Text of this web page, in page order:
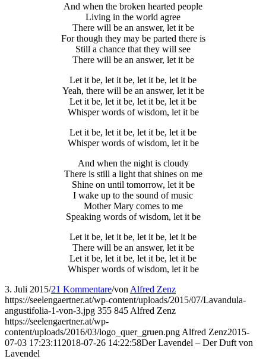
And when the broken hearted people
Living in the world agree
There will be an answer, let it be
For though they may be parted there is
Still a chance that they will see
There will be an answer, let it be
Let it be, let it be, let it be, let it be
Yeah, there will be an answer, let it be
Let it be, let it be, let it be, let it be
Whisper words of wisdom, let it be
Let it be, let it be, let it be, let it be
Whisper words of wisdom, let it be
And when the night is cloudy
There is still a light that shines on me
Shine on until tomorrow, let it be
I wake up to the sound of music
Mother Mary comes to me
Speaking words of wisdom, let it be
Let it be, let it be, let it be, let it be
There will be an answer, let it be
Let it be, let it be, let it be, let it be
Whisper words of wisdom, let it be
3. Juli 2015/21 Kommentare/von Alfred Zenz
https://seelengaertner.at/wp-content/uploads/2015/07/Lavandula-
angustifolia-1-von-3.jpg 355 845 Alfred Zenz
https://seelengaertner.at/wp-
content/uploads/2016/03/logo_quer_gruen.png Alfred Zenz2015-
07-03 17:23:11 2018-07-26 14:22:58Der Lavendel – Der Duft von
Lavendel